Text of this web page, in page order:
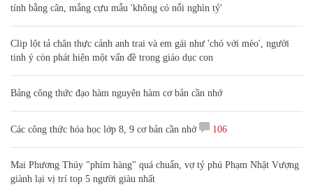
tính bằng cân, mắng cựu mẫu 'không có nổi nghìn tỷ'
Clip lột tả chân thực cảnh anh trai và em gái như 'chó với mèo', người
tinh ý còn phát hiện một vấn đề trong giáo dục con
Bảng công thức đạo hàm nguyên hàm cơ bản cần nhớ
Các công thức hóa học lớp 8, 9 cơ bản cần nhớ 106
Mai Phương Thúy "phím hàng" quá chuẩn, vợ tỷ phú Phạm Nhật Vượng
giành lại vị trí top 5 người giàu nhất